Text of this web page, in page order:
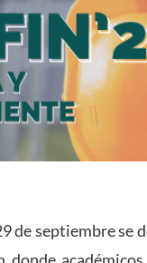
de septiembre